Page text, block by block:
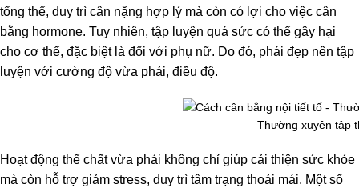
tổng thể, duy trì cân nặng hợp lý mà còn có lợi cho việc cân
bằng hormone. Tuy nhiên, tập luyện quá sức có thể gây hại
cho cơ thể, đặc biệt là đối với phụ nữ. Do đó, phái đẹp nên tập
luyện với cường độ vừa phải, điều độ.
Thường xuyên tập
Hoạt động thể chất vừa phải không chỉ giúp cải thiện sức khỏe
mà còn hỗ trợ giảm stress, duy trì tâm trạng thoải mái. Một số